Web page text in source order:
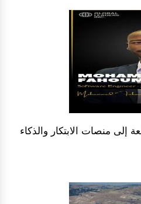
منصات الابتكار والذكاء